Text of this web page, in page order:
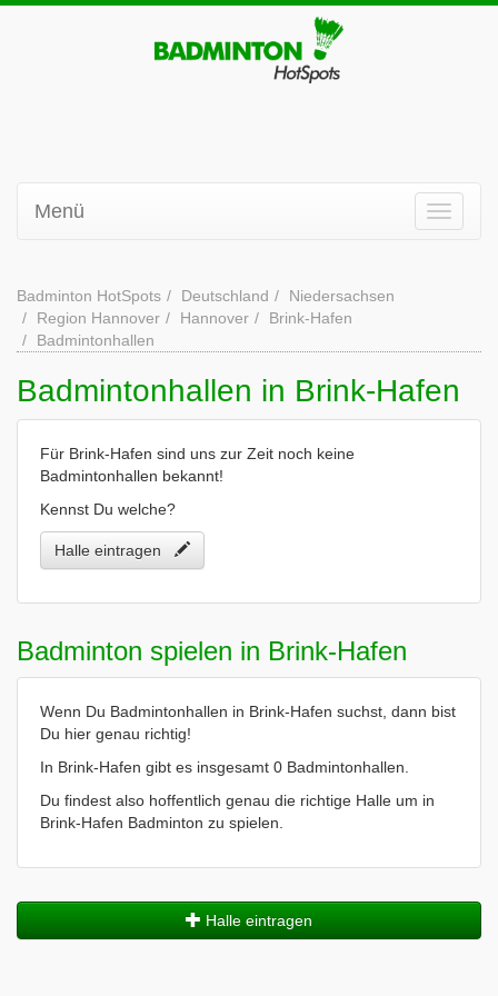
Menü
Badminton HotSpots Deutschland
Niedersachsen
Region Hannover
Hannover
Brink-Hafen
Badmintonhallen
Badmintonhallen in Brink-Hafen
Für Brink-Hafen sind uns zur Zeit noch keine
Badmintonhallen bekannt!
Kennst Du welche?
Halle eintragen
Badminton spielen in Brink-Hafen
Wenn Du Badmintonhallen in Brink-Hafen suchst, dann bist
Du hier genau richtig!
In Brink-Hafen gibt es insgesamt 0 Badmintonhallen.
Du findest also hoffentlich genau die richtige Halle um in
Brink-Hafen Badminton zu spielen.
Halle eintragen